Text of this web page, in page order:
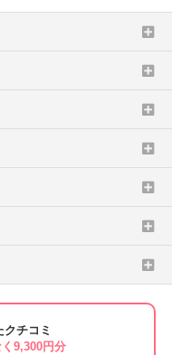
チコミ
く9,300円分